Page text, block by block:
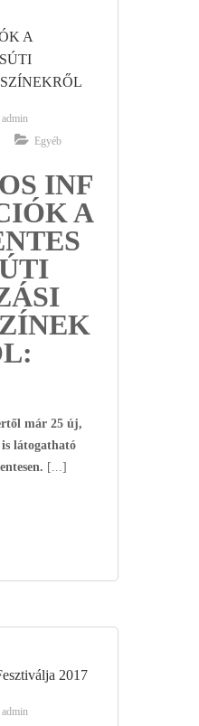
A
admin
Egyéb
INF
A
már 25 új,
látogatható
[...]
2017
admin